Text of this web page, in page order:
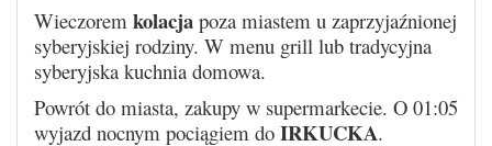
Wieczorem kolacja poza miastem u zaprzyjaźnionej
syberyjskiej rodziny. W menu grill lub tradycyjna
syberyjska kuchnia domowa.
Powrót do miasta, zakupy w supermarkecie. O 01:05
wyjazd nocnym pociągiem do IRKUCKA.